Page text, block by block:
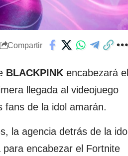
Compartir
BLACKPINK encabezará el
llegada al videojuego
fans de la idol amarán.
la agencia detrás de la idol
para encabezar el Fortnite